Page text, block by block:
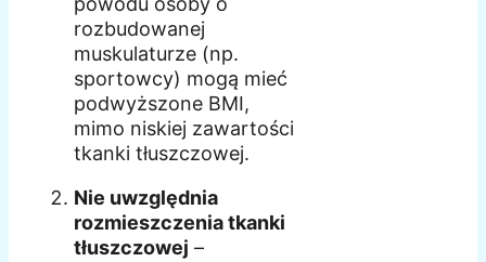
rozbudowanej
muskulaturze (np.
sportowcy) mogą mieć
podwyższone BMI,
mimo niskiej zawartości
tkanki tłuszczowej.
Nie uwzględnia
rozmieszczenia tkanki
tłuszczowej –